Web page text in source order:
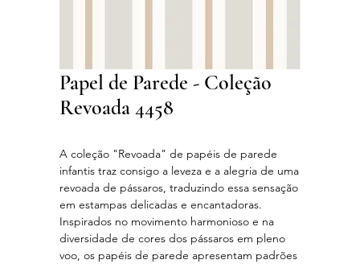
Papel de Parede - Coleção
Revoada 4458
A coleção "Revoada" de papéis de parede
infantis traz consigo a leveza e a alegria de uma
revoada de pássaros, traduzindo essa sensação
em estampas delicadas e encantadoras.
Inspirados no movimento harmonioso e na
diversidade de cores dos pássaros em pleno
voo, os papéis de parede apresentam padrões